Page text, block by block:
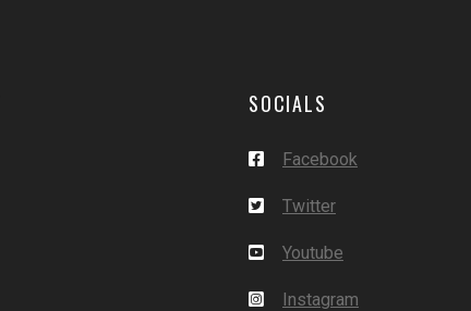
SOCIALS
Facebook
Twitter
Youtube
Instagram